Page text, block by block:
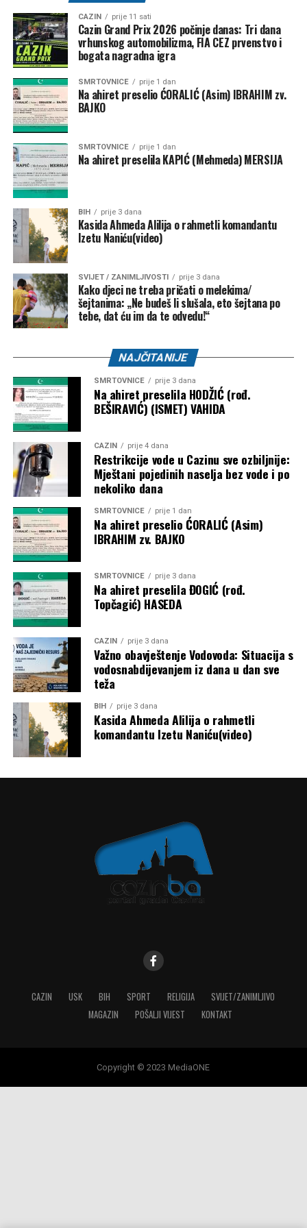
CAZIN prije 11 sati
Cazin Grand Prix 2026 počinje danas: Tri dana
vrhunskog automobilizma, FIA CEZ prvenstvo i
bogata nagradna igra
SMRTOVNICE prije 1 dan
Na ahiret preselio ĆORALIĆ (Asim) IBRAHIM zv.
BAJKO
SMRTOVNICE prije 1 dan
Na ahiret preselila KAPIĆ (Mehmeda) MERSIJA
BIH prije 3 dana
Kasida Ahmeda Alilija o rahmetli komandantu
Izetu Naniću(video)
SVIJET / ZANIMLJIVOSTI prije 3 dana
Kako djeci ne treba pričati o melekima/
šejtanima: „Ne budeš li slušala, eto šejtana po
tebe, dat ću im da te odvedu!“
NAJČITANIJE
SMRTOVNICE prije 3 dana
Na ahiret preselila HODŽIĆ (rođ.
BEŠIRAVIĆ) (ISMET) VAHIDA
CAZIN prije 4 dana
Restrikcije vode u Cazinu sve ozbiljnije:
Mještani pojedinih naselja bez vode i po
nekoliko dana
SMRTOVNICE prije 1 dan
Na ahiret preselio ĆORALIĆ (Asim)
IBRAHIM zv. BAJKO
SMRTOVNICE prije 3 dana
Na ahiret preselila ĐOGIĆ (rođ.
Topčagić) HASEDA
CAZIN prije 3 dana
Važno obavještenje Vodovoda: Situacija s
vodosnabdijevanjem iz dana u dan sve
teža
BIH prije 3 dana
Kasida Ahmeda Alilija o rahmetli
komandantu Izetu Naniću(video)
CAZIN USK BIH SPORT RELIGIJA
SVIJET/ZANIMLJIVO
MAGAZIN
POŠALJI VIJEST KONTAKT
Copyright © 2023 MediaONE